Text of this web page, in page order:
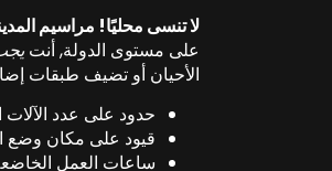
لا تنسى محليًا! مراسيم
على مستوى الدولة, أنت
الأحيان أو تضيف طبقات
حدود على عدد الآلات
قيود على مكان وضع
ساعات العمل